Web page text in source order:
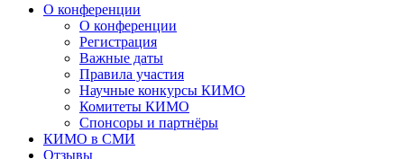
О конференции
О конференции
Регистрация
Важные даты
Правила участия
Научные конкурсы КИМО
Комитеты КИМО
Спонсоры и партнёры
КИМО в СМИ
Отзывы